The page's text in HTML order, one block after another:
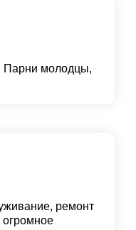
Парни молодцы,
ремонт
огромное